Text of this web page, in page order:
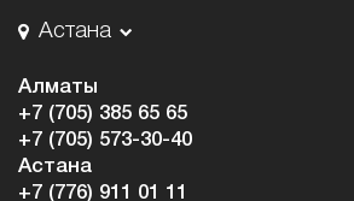
Астана
Алматы
+7 (705) 385 65 65
+7 (705) 573-30-40
Астана
+7 (776) 911 01 11